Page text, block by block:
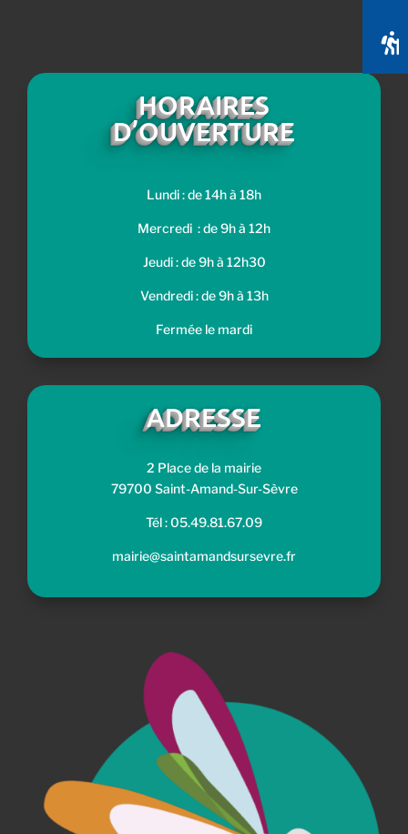
HORAIRES
D’OUVERTURE
Lundi : de 14h à 18h
Mercredi : de 9h à 12h
Jeudi : de 9h à 12h30
Vendredi : de 9h à 13h
Fermée le mardi
ADRESSE
2 Place de la mairie
79700 Saint-Amand-Sur-Sèvre
Tél : 05.49.81.67.09
mairie@saintamandsursevre.fr